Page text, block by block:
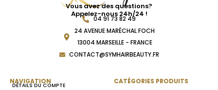
Vous avez des questions?
Appelez-nous 24h/24 !
04 91 73 82 49
24 AVENUE MARÉCHAL FOCH
13004 MARSEILLE - FRANCE
CONTACT@SYMHAIRBEAUTY.FR
NAVIGATION
DÉTAILS DU COMPTE
CATÉGORIES PRODUITS